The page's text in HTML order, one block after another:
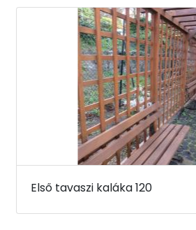
Első tavaszi kaláka 120